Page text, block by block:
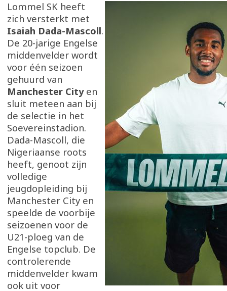
Lommel SK heeft
zich versterkt met
Isaiah Dada-Mascoll.
De 20-jarige Engelse
middenvelder wordt
voor één seizoen
gehuurd van
Manchester Cityen
sluit meteen aan bij
de selectie in het
Soevereinstadion.
Dada-Mascoll, die
Nigeriaanse roots
heeft, genoot zijn
volledige
jeugdopleiding bij
Manchester City en
speelde de voorbije
seizoenen voor de
U21-ploeg van de
Engelse topclub. De
controlerende
middenvelder kwam
ook uit voor